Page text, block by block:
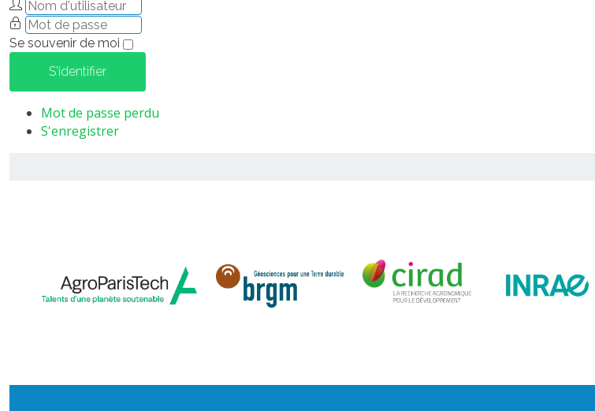
Se souvenir de moi
S'identifier
Mot de passe perdu
S'enregistrer